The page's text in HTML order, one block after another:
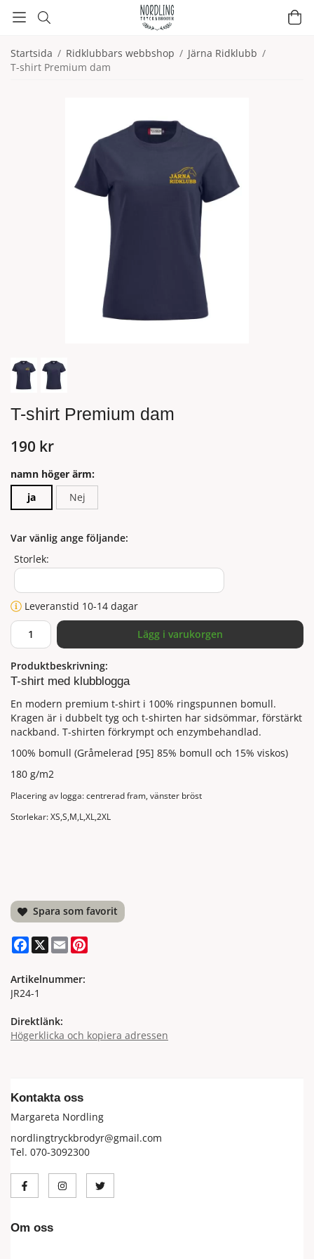
Startsida / Ridklubbars webbshop / Järna Ridklubb /
T-shirt Premium dam
T-shirt Premium dam
190 kr
namn höger ärm:
ja
Nej
Var vänlig ange följande:
Storlek:
Leveranstid 10-14 dagar
Lägg i varukorgen
Produktbeskrivning:
T-shirt med klubblogga
En modern premium t-shirt i 100% ringspunnen bomull.
Kragen är i dubbelt tyg och t-shirten har sidsömmar, förstärkt
nackband. T-shirten förkrympt och enzymbehandlad.
100% bomull (Gråmelerad [95] 85% bomull och 15% viskos)
180 g/m2
Placering av logga: centrerad fram, vänster bröst
Storlekar: XS,S,M,L,XL,2XL
Spara som favorit
Facebook
X Email
Artikelnummer:
JR24-1
Direktlänk:
Högerklicka och kopiera adressen
Kontakta oss
Margareta Nordling
nordlingtryckbrodyr@gmail.com
Tel. 070-3092300
Om oss